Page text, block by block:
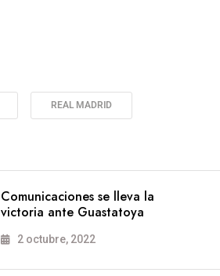
REAL MADRID
Comunicaciones se lleva la
victoria ante Guastatoya
2 octubre, 2022